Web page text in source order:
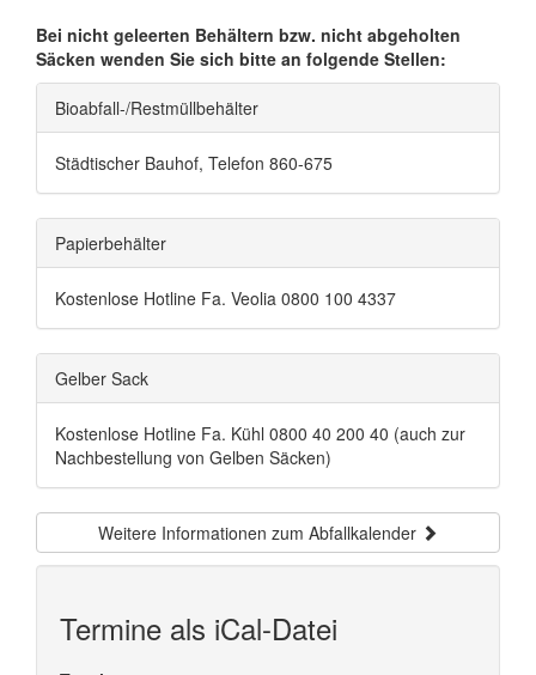
Bei nicht geleerten Behältern bzw. nicht abgeholten
Säcken wenden Sie sich bitte an folgende Stellen:
Bioabfall-/Restmüllbehälter
Städtischer Bauhof, Telefon 860-675
Papierbehälter
Kostenlose Hotline Fa. Veolia 0800 100 4337
Gelber Sack
Kostenlose Hotline Fa. Kühl 0800 40 200 40 (auch zur
Nachbestellung von Gelben Säcken)
Weitere Informationen zum Abfallkalender
Termine als iCal-Datei